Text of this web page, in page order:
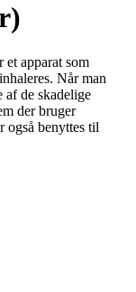
apparat som
Når man
af de skadelige
der bruger
også benyttes til